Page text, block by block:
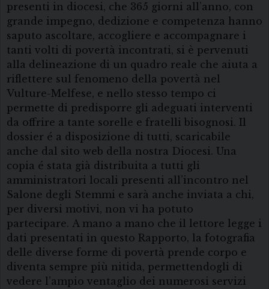
presenti in diocesi, che 365 giorni all’anno, con
grande impegno, dedizione e competenza hanno
saputo ascoltare, accogliere e accompagnare i
tanti volti di povertà incontrati, si è pervenuti
alla delineazione di un quadro reale che aiuta a
riflettere sul fenomeno della povertà nel
Vulture-Melfese, e nello stesso tempo ci
permette di predisporre gli adeguati interventi
da offrire a tante sorelle e fratelli bisognosi. Il
dossier é a disposizione di tutti, scaricabile
anche dal sito web della nostra Diocesi. Una
copia é stata già distribuita a tutti gli
amministratori locali presenti all’incontro nel
Salone degli Stemmi e sarà anche inviata a chi,
per diversi motivi, non vi ha potuto
partecipare. A mano a mano che il lettore legge i
dati presentati in questo Rapporto, la fotografia
delle diverse forme di povertà prende corpo e
diventa sempre più nitida, permettendogli di
vedere l’ampio ventaglio dei numerosi servizi